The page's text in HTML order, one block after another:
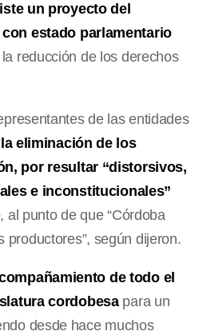
un proyecto del
estado parlamentario
reducción de los derechos
de las entidades
la eliminación de los
por resultar “distorsivos,
e inconstitucionales”
al punto de que “Córdoba
productores”, según dijeron.
de todo el
cordobesapara un
desde hace muchos